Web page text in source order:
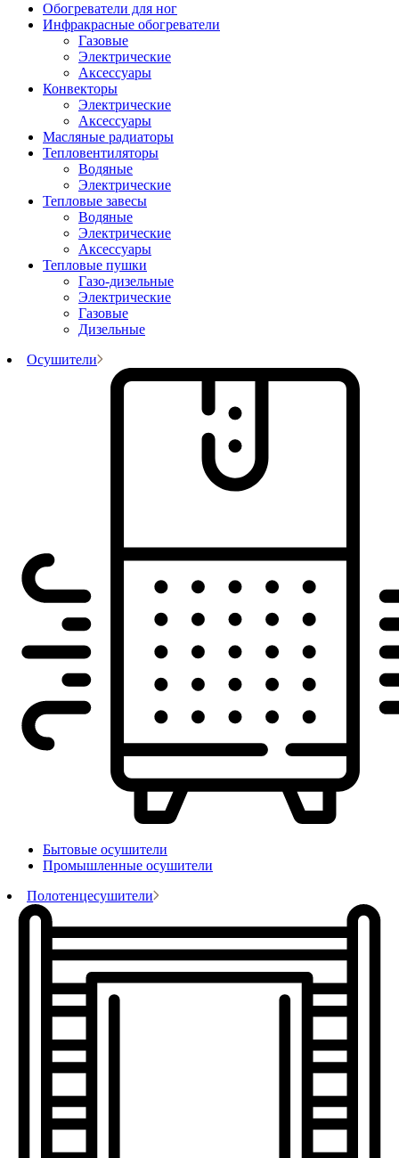
Обогреватели для ног
Инфракрасные обогреватели
Газовые
Электрические
Аксессуары
Конвекторы
Электрические
Аксессуары
Масляные радиаторы
Тепловентиляторы
Водяные
Электрические
Тепловые завесы
Водяные
Электрические
Аксессуары
Тепловые пушки
Газо-дизельные
Электрические
Газовые
Дизельные
Осушители
Бытовые осушители
Промышленные осушители
Полотенцесушители